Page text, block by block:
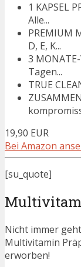
1 KAPSEL
Alle...
PREMIUM
D, E, K...
3
Tagen...
TRUE
19,90 EUR
Bei Amazon
[su_quote]
Nicht immer
Multivitamin
erworben!